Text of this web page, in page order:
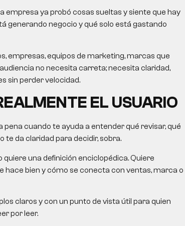
empresa ya probó cosas sueltas y siente que hay
generando negocio y qué solo está gastando
empresas, equipos de marketing, marcas que
no necesita carreta; necesita claridad,
sin perder velocidad.
EL USUARIO
pena cuando te ayuda a entender qué revisar, qué
te da claridad para decidir, sobra.
una definición enciclopédica. Quiere
hace bien y cómo se conecta con ventas, marca o
claros y con un punto de vista útil para quien
por leer.